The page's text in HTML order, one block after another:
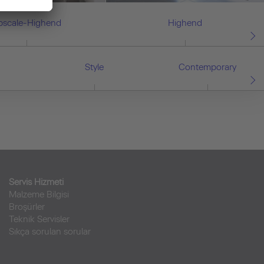
Highend Highend
Style Contemporary
Servis Hizmeti
Malzeme Bilgisi
Broşürler
Teknik Servisler
Sıkça sorulan sorular